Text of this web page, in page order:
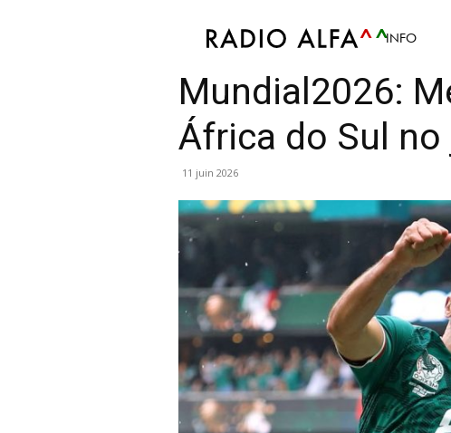
INFO
Atualidade Desportiva Futebol
Mundial2026:
África do Sul
11 juin 2026